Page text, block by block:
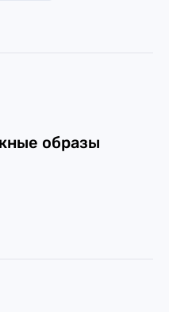
образы